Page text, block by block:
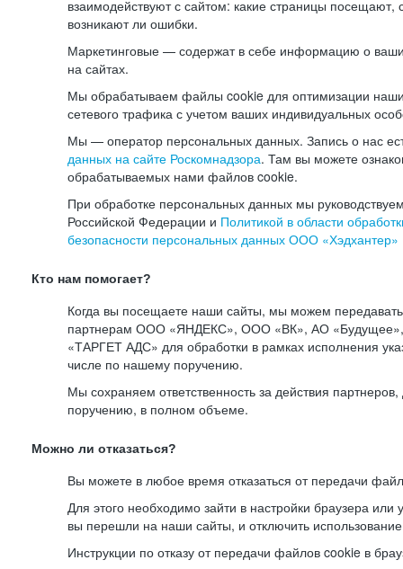
взаимодействуют с сайтом: какие страницы посещают,
возникают ли ошибки.
Маркетинговые — содержат в себе информацию о
на сайтах.
Мы обрабатываем файлы cookie для оптимизации
сетевого трафика с учетом ваших индивидуальных
Мы — оператор персональных данных. Запись о нас
данных на сайте Роскомнадзора. Там вы можете
обрабатываемых нами файлов cookie.
При обработке персональных данных мы
Российской Федерации и Политикой в области
безопасности персональных данных ООО «Хэдхантер»
Кто нам помогает?
Когда вы посещаете наши сайты, мы можем
партнерам ООО «ЯНДЕКС», ООО «ВК», АО
«ТАРГЕТ АДС» для обработки в рамках исполнения
числе по нашему поручению.
Мы сохраняем ответственность за действия
поручению, в полном объеме.
Можно ли отказаться?
Вы можете в любое время отказаться от передачи
Для этого необходимо зайти в настройки браузера или
вы перешли на наши сайты, и отключить
Инструкции по отказу от передачи файлов cookie в